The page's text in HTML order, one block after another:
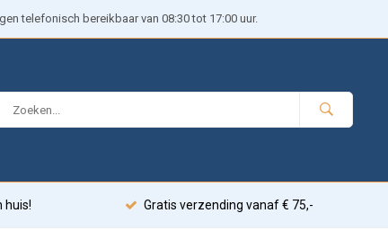
telefonisch bereikbaar van 08:30 tot 17:00 uur.
huis! Gratis verzending vanaf € 75,-